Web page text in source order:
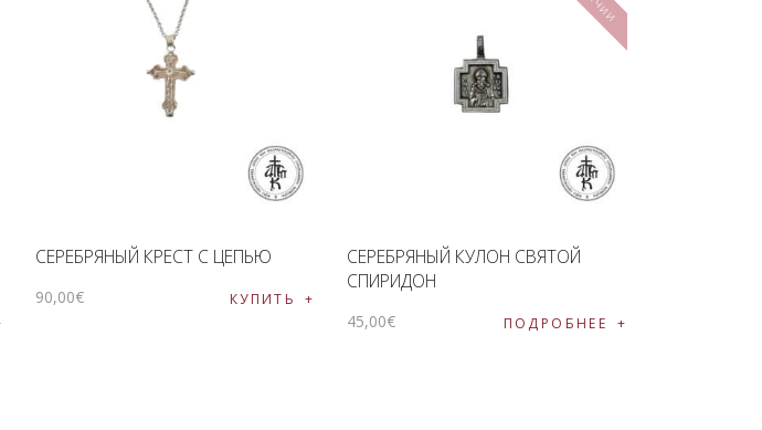
СЕРЕБРЯНЫЙ КРЕСТ С ЦЕПЬЮ
90,00€ КУПИТЬ
СЕРЕБРЯНЫЙ КУЛОН СВЯТОЙ
СПИРИДОН
45,00€ ПОДРОБНЕЕ